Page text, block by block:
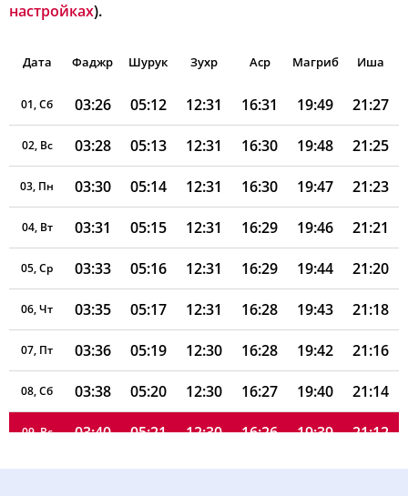
настройках).
Дата Фаджр Шурук Зухр Аср Магриб Иша
01, Сб 03:26 05:12 12:31 16:31 19:49 21:27
02, Вс 03:28 05:13 12:31 16:30 19:48 21:25
03, Пн 03:30 05:14 12:31 16:30 19:47 21:23
04, Вт 03:31 05:15 12:31 16:29 19:46 21:21
05, Ср 03:33 05:16 12:31 16:29 19:44 21:20
06, Чт 03:35 05:17 12:31 16:28 19:43 21:18
07, Пт 03:36 05:19 12:30 16:28 19:42 21:16
08, Сб 03:38 05:20 12:30 16:27 19:40 21:14
09, Вс 03:40 05:21 12:30 16:26 19:39 21:12
10, Пн 03:41 05:22 12:30 16:26 19:37 21:10